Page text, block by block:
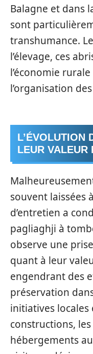
Balagne et dans
sont
transhumance.
l’élevage, ces
l’économie
l’organisation
L’ÉVOLUTION
LEUR VALEUR
souvent laissées
d’entretien a
pagliaghji à
observe une
quant à leur
engendrant des
préservation
initiatives locales
constructions,
hébergements